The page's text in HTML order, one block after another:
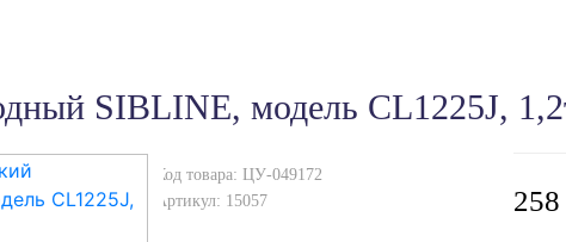
SIBLINE, модель CL1225J,
Код товара: ЦУ-049172
Артикул: 15057